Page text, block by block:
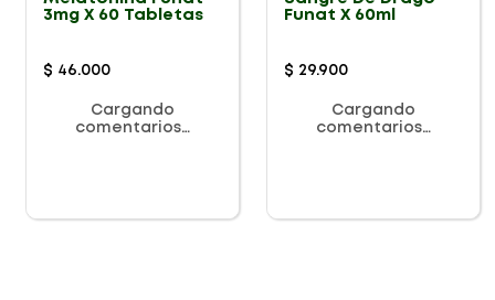
3mg X 60 Tabletas
$ 46.000
Cargando
comentarios…
Funat X 60ml
$ 29.900
Cargando
comentarios…